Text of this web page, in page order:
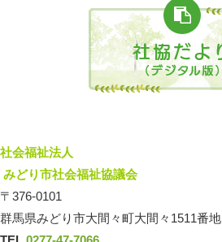
社会福祉法人
みどり市社会福祉協議会
〒376-0101
群馬県みどり市大間々町大間々1511番地